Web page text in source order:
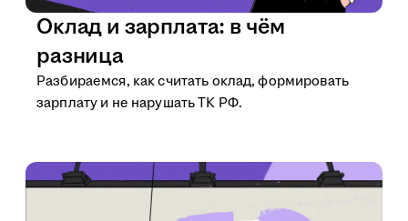
Оклад и зарплата: в чём
разница
Разбираемся, как считать оклад, формировать
зарплату и не нарушать ТК РФ.